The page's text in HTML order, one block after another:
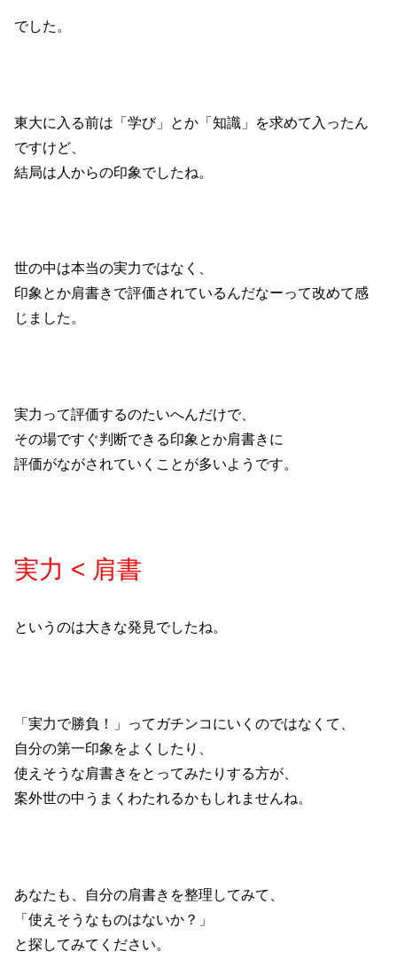
でした。
東大に入る前は「学び」とか「知識」を求めて入ったん
ですけど、
結局は人からの印象でしたね。
世の中は本当の実力ではなく、
印象とか肩書きで評価されているんだなーって改めて感
じました。
実力って評価するのたいへんだけで、
その場ですぐ判断できる印象とか肩書きに
評価がながされていくことが多いようです。
実力 < 肩書
というのは大きな発見でしたね。
「実力で勝負！」ってガチンコにいくのではなくて、
自分の第一印象をよくしたり、
使えそうな肩書きをとってみたりする方が、
案外世の中うまくわたれるかもしれませんね。
あなたも、自分の肩書きを整理してみて、
「使えそうなものはないか？」
と探してみてください。